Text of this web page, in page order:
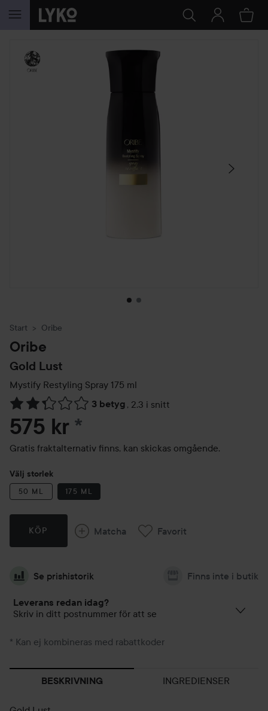
HOPPA TILL INNEHÅLLET
HOPPA ÖVER SEKTIONEN
Start Oribe
Oribe
Gold Lust
Mystify Restyling Spray 175 ml
3 betyg , 2.3 i snitt
Hoppa till Betyg & kommentarer
575 kr *
Gratis fraktalternativ finns, kan skickas omgående.
Välj storlek
50 ML 175 ML
KÖP Matcha Favorit
Se prishistorik Finns inte i butik
Leverans redan idag?
Skriv in ditt postnummer för att se
* Kan ej kombineras med rabattkoder
BESKRIVNING INGREDIENSER